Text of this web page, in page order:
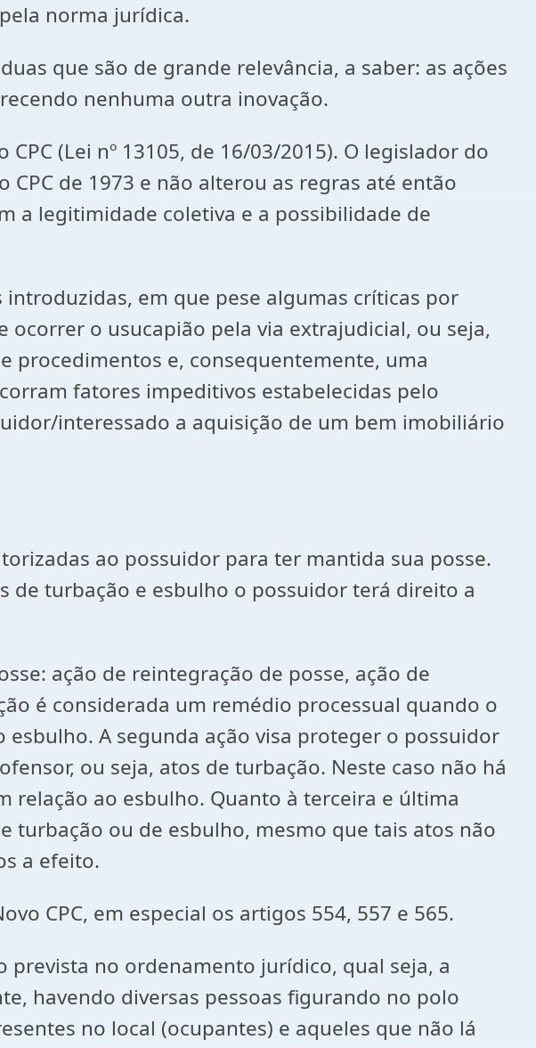
norma jurídica.
que são de grande relevância, a saber: as ações
nenhuma outra inovação.
(Lei nº 13105, de 16/03/2015). O legislador do
de 1973 e não alterou as regras até então
a legitimidade coletiva e a possibilidade de
em que pese algumas críticas por
ocorrer o usucapião pela via extrajudicial, ou seja,
procedimentos e, consequentemente, uma
fatores impeditivos estabelecidas pelo
interessado a aquisição de um bem imobiliário
ao possuidor para ter mantida sua posse.
de turbação e esbulho o possuidor terá direito a
ação de reintegração de posse, ação de
é considerada um remédio processual quando o
A segunda ação visa proteger o possuidor
ou seja, atos de turbação. Neste caso não há
relação ao esbulho. Quanto à terceira e última
turbação ou de esbulho, mesmo que tais atos não
a efeito.
CPC, em especial os artigos 554, 557 e 565.
prevista no ordenamento jurídico, qual seja, a
havendo diversas pessoas figurando no polo
no local (ocupantes) e aqueles que não lá